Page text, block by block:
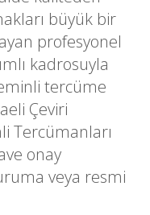
büyük bir
profesyonel
kadrosuyla
tercüme
Çeviri
Tercümanları
onay
veya resmi